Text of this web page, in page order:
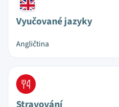
Vyučované jazyky
Angličtina